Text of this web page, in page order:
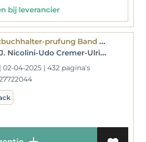
bij leverancier
Bilanzbuchhalter-prufung Band Ii Fur Dummies
Cremer-Ulrich E. Schwiete-Sigrid Matthes-Knud Rosenboom-Alexander Betov
02-04-2025 | 432 pagina's